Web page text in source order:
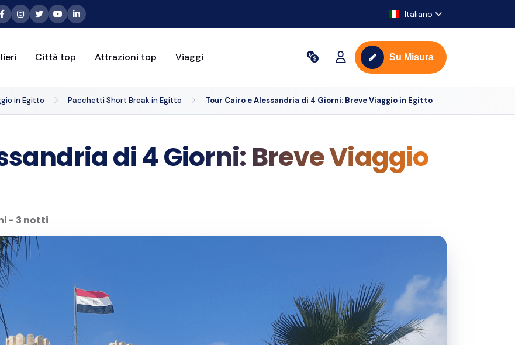
Italiano
Città top Attrazioni top Viaggi Su Misura
in Egitto Pacchetti Short Break in Egitto Tour Cairo e Alessandria di 4 Giorni: Breve Viaggio in Egitto
di 4 Giorni: Breve Viaggio
- 3 notti